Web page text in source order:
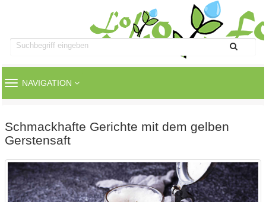
TOGGLE
NAVIGATION
Schmackhafte Gerichte mit dem gelben
Gerstensaft